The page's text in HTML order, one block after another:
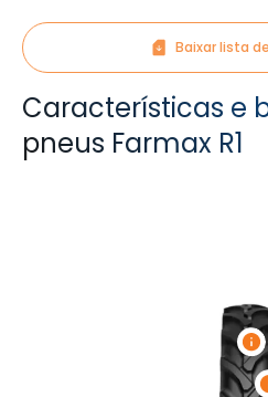
Baixar lista
Características e
pneus Farmax R1